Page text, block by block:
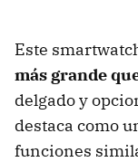
Este
más grande
delgado y
destaca como
funciones